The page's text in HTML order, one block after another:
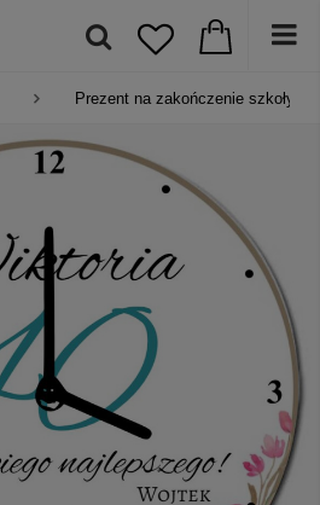
Prezent na zakończenie szkoły